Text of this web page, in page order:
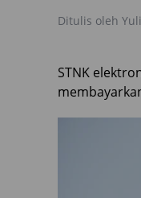
Ditulis oleh
STNK